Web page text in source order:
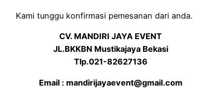
Kami tunggu konfirmasi pemesanan dari anda.
CV. MANDIRI JAYA EVENT
JL.BKKBN Mustikajaya Bekasi
Tlp.021-82627136
Email : mandirijayaevent@gmail.com